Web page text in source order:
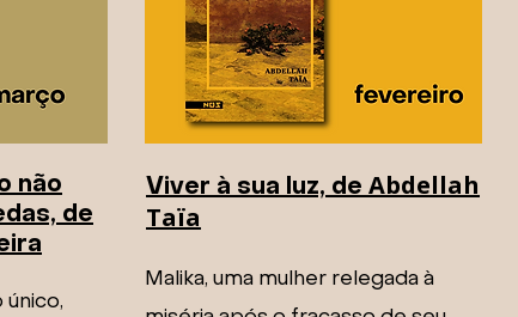
não
de
único,
Viver à sua luz, de Abdellah
Taïa
Malika, uma mulher relegada à